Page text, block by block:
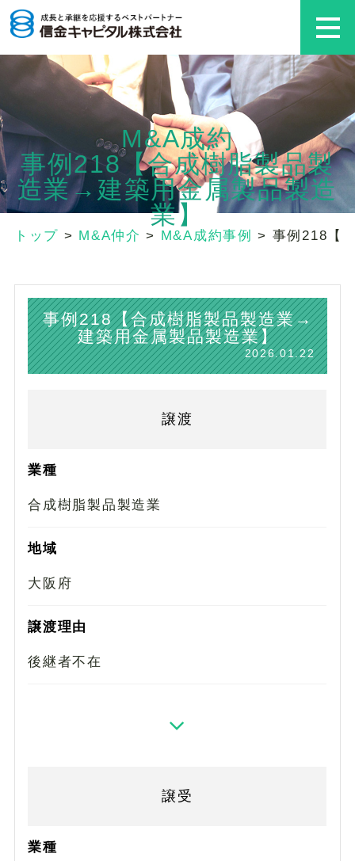
M&A成約
事例218【合成樹脂製品製
造業→建築用金属製品製造
業】
トップ > M&A仲介 > M&A成約事例 > 事例218【
事例218【合成樹脂製品製造業→
建築用金属製品製造業】
2026.01.22
譲渡
業種
合成樹脂製品製造業
地域
大阪府
譲渡理由
後継者不在
譲受
業種